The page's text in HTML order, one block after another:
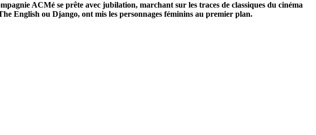
ACMé se prête avec jubilation, marchant sur les traces de classiques du cinéma
English ou Django, ont mis les personnages féminins au premier plan.